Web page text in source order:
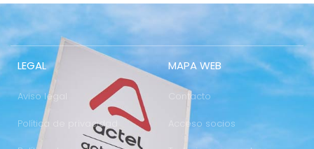
LEGAL
Aviso legal
Política de privacidad
MAPA WEB
Contacto
Acceso socios